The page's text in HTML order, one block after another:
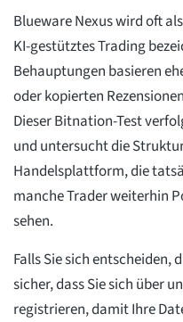
Blueware Nexus wird oft
KI-gestütztes Trading
Behauptungen basieren
oder kopierten
Dieser Bitnation-Test
und untersucht die
Handelsplattform, die
manche Trader weiterhin
sehen.
Falls Sie sich entscheiden,
sicher, dass Sie sich über
registrieren, damit Ihre